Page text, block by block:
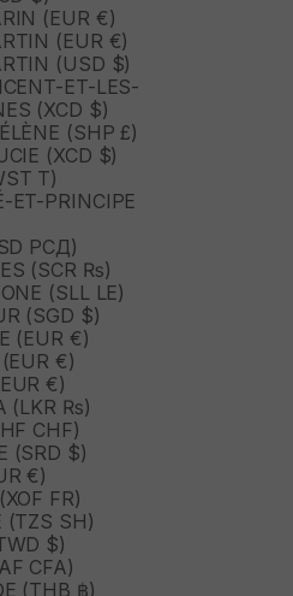
(EUR €)
(EUR €)
(USD $)
ET-LES-
(XCD $)
(SHP £)
(XCD $)
T)
ET-PRINCIPE
РСД)
(SCR ₨)
(SLL LE)
(SGD $)
(EUR €)
€)
€)
(LKR ₨)
CHF)
(SRD $)
€)
FR)
(TZS SH)
$)
CFA)
(THB ฿)